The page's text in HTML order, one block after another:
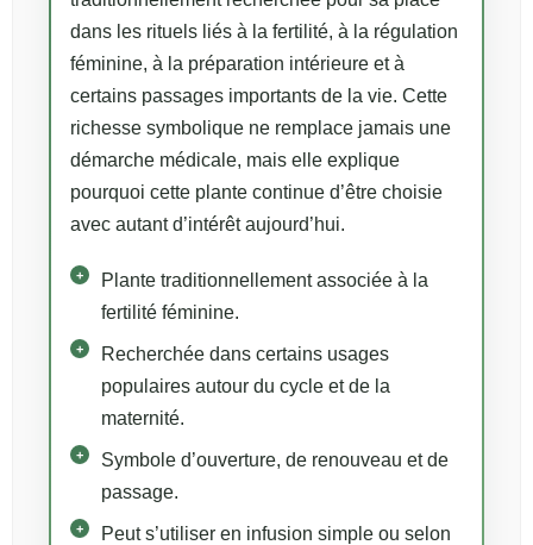
dans les rituels liés à la fertilité, à la régulation
féminine, à la préparation intérieure et à
certains passages importants de la vie. Cette
richesse symbolique ne remplace jamais une
démarche médicale, mais elle explique
pourquoi cette plante continue d’être choisie
avec autant d’intérêt aujourd’hui.
Plante traditionnellement associée à la
fertilité féminine.
Recherchée dans certains usages
populaires autour du cycle et de la
maternité.
Symbole d’ouverture, de renouveau et de
passage.
Peut s’utiliser en infusion simple ou selon